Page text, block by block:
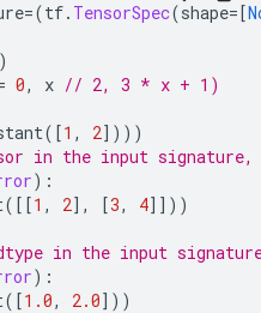
=(tf. TensorSpec(shape=[
)
0, x // 2, 3 * x + 1)
([1 , 2])))
in the input
):
([[1 , 2], [3, 4]]))
in the input
):
([1.0, 2.0]))